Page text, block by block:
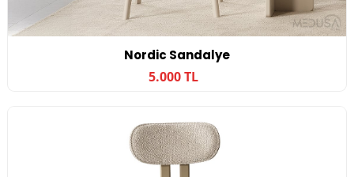
Nordic Sandalye
5.000 TL